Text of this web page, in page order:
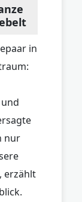
in
nur
erzählt